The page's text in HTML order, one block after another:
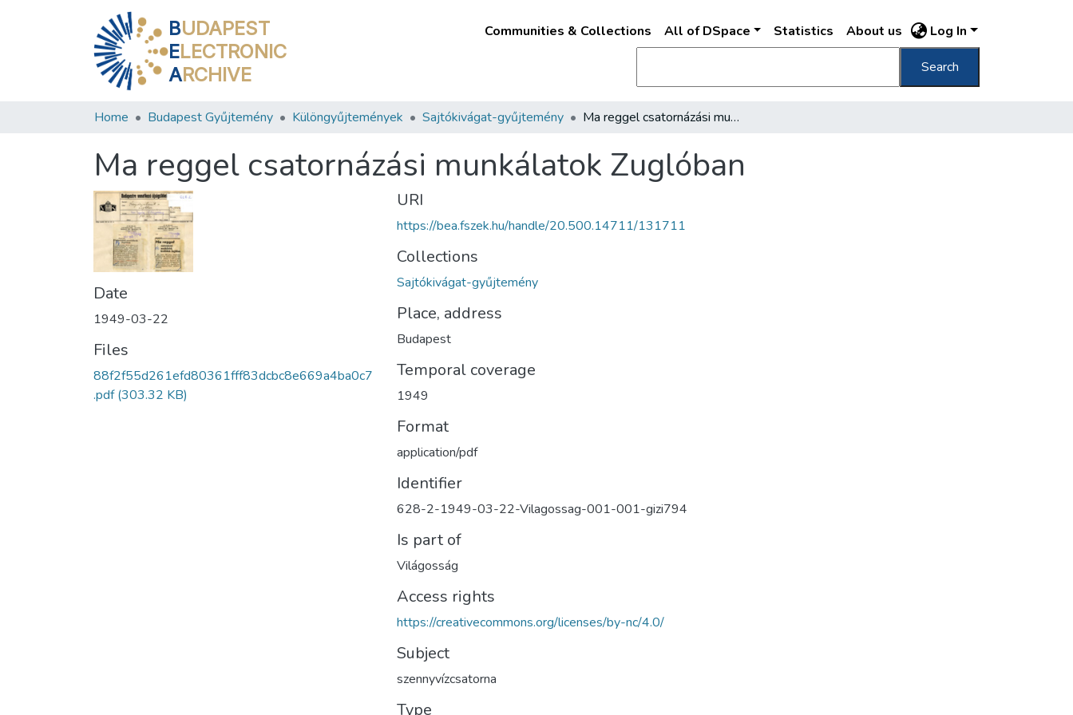
BUDAPEST
ELECTRONIC
ARCHIVE
Communities & Collections All of DSpace Statistics About us Log In
Search
Home Budapest Gyűjtemény Különgyűjtemények Sajtókivágat-gyűjtemény Ma reggel csatornázási munkálatok Zuglóban
Ma reggel csatornázási munkálatok Zuglóban
Date
1949-03-22
Files
88f2f55d261efd80361fff83dcbc8e669a4ba0c7
.pdf(303.32 KB)
URI
https://bea.fszek.hu/handle/20.500.14711/131711
Collections
Sajtókivágat-gyűjtemény
Place, address
Budapest
Temporal coverage
1949
Format
application/pdf
Identifier
628-2-1949-03-22-Vilagossag-001-001-gizi794
Is part of
Világosság
Access rights
https://creativecommons.org/licenses/by-nc/4.0/
Subject
szennyvízcsatorna
Type